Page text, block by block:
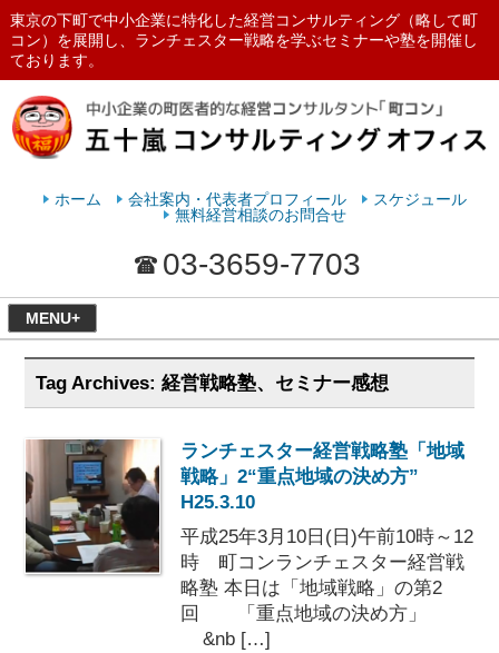
東京の下町で中小企業に特化した経営コンサルティング（略して町
コン）を展開し、ランチェスター戦略を学ぶセミナーや塾を開催し
ております。
ランチェスターの法則を学ぶなら
ホーム 会社案内・代表者プロフィール
スケジュール
無料経営相談のお問合せ
03-3659-7703
MENU+
Tag Archives:経営戦略塾、セミナー感想
ランチェスター経営戦略塾「地域
戦略」2“重点地域の決め方”
H25.3.10
平成25年3月10日(日)午前10時～12
時 町コンランチェスター経営戦
略塾 本日は「地域戦略」の第2
回 「重点地域の決め方」
&nb […]